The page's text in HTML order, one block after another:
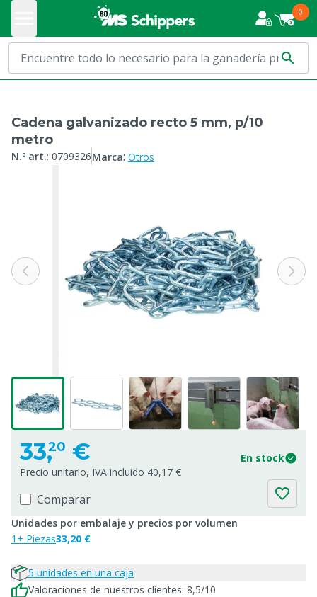
0
Cadena galvanizado recto 5 mm, p/10
metro
N.º art.: 0709326Marca: Otros
33,20 €
En stock
Precio unitario, IVA incluido 40,17 €
Comparar
Unidades por embalaje y precios por volumen
1+ Piezas33,20 €
5 unidades en una caja
Valoraciones de nuestros clientes: 8,5/10